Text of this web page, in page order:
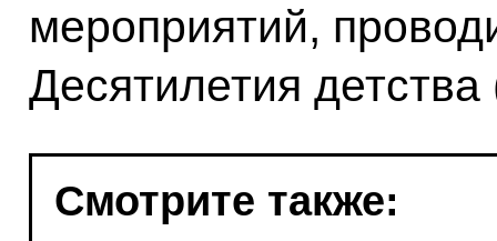
мероприятий,
Десятилетия
Смотрите также: